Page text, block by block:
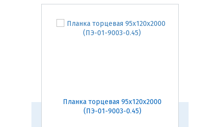
Планка торцевая 95х120х2000
(ПЭ-01-9003-0.45)